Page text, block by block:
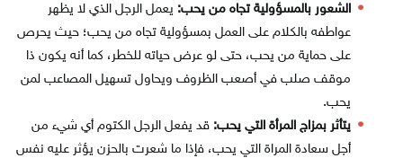
الشعور بالمسؤولية تجاه من يحب: يعمل الرجل الذي لا يظهر
عواطفه بالكلام على العمل بمسؤولية تجاه من يحب؛ حيث يحرص
على حماية من يحب، حتى لو عرض حياته للخطر، كما أنه يكون ذا
موقف صلب في أصعب الظروف ويحاول تسهيل المصاعب لمن
يحب.
يتأثر بمزاج المرأة التي يحب: قد يفعل الرجل الكتوم أي شيء من
أجل سعادة المراة التي يحب، فإذا ما شعرت بالحزن يؤثر عليه نفس